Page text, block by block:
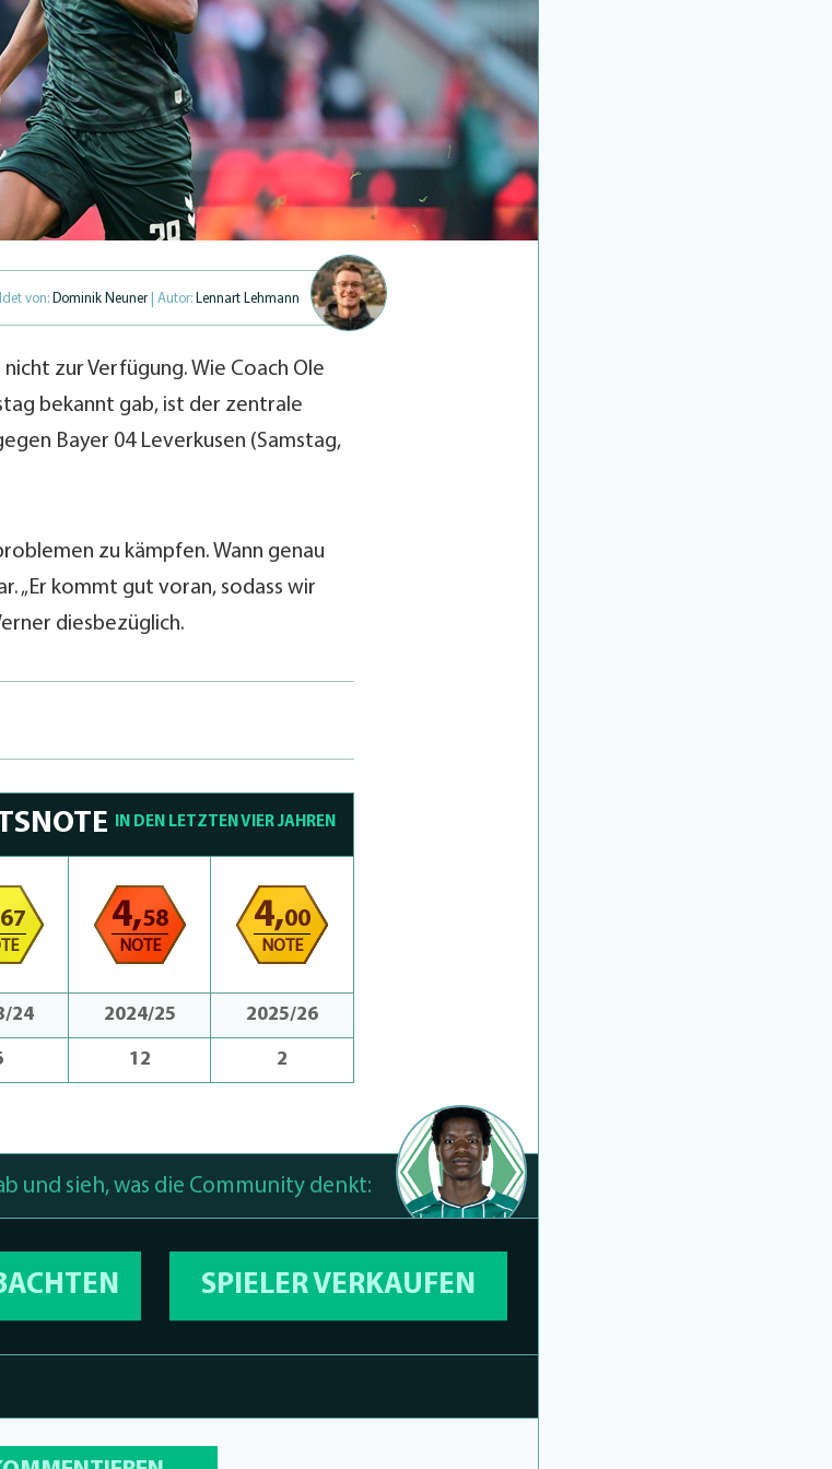
von: Dominik Neuner | Autor: Lennart Lehmann
zur Verfügung. Wie Coach Ole
bekannt gab, ist der zentrale
Bayer 04 Leverkusen (Samstag,
zu kämpfen. Wann genau
„Er kommt gut voran, sodass wir
diesbezüglich.
IN DEN LETZTEN VIER JAHREN
67 4,58
NOTE
4,00
NOTE
24 2024/25 2025/26
12 2
und sieh, was die Community denkt:
SPIELER VERKAUFEN